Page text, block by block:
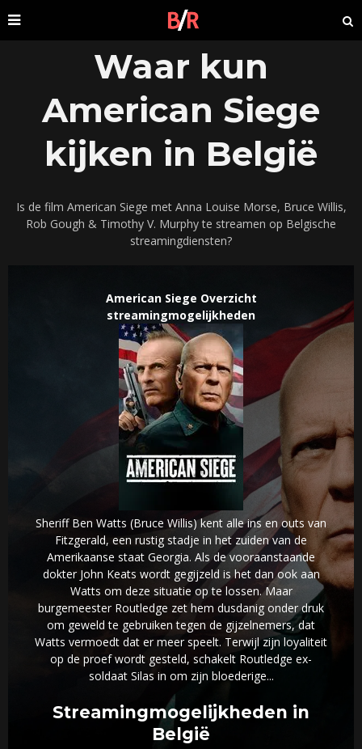
Waar kun
American Siege
kijken in België
Is de film American Siege met Anna Louise Morse, Bruce Willis,
Rob Gough & Timothy V. Murphy te streamen op Belgische
streamingdiensten?
American Siege Overzicht
streamingmogelijkheden
Sheriff Ben Watts (Bruce Willis) kent alle ins en outs van
Fitzgerald, een rustig stadje in het zuiden van de
Amerikaanse staat Georgia. Als de vooraanstaande
dokter John Keats wordt gegijzeld is het dan ook aan
Watts om deze situatie op te lossen. Maar
burgemeester Routledge zet hem dusdanig onder druk
om geweld te gebruiken tegen de gijzelnemers, dat
Watts vermoedt dat er meer speelt. Terwijl zijn loyaliteit
op de proef wordt gesteld, schakelt Routledge ex-
soldaat Silas in om zijn bloederige...
Streamingmogelijkheden in
België